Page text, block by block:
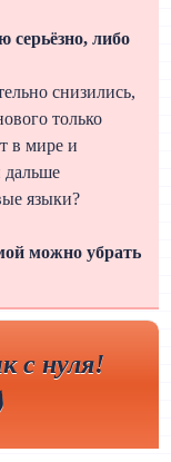
серьёзно, либо
снизились,
только
в мире и
дальше
языки?
можно убрать
с нуля!